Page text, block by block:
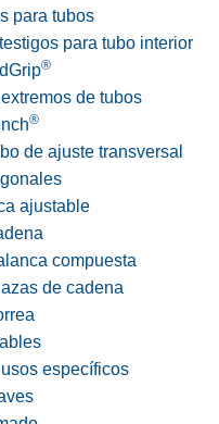
para tubos
para tubo interior
®
de tubos
®
de ajuste transversal
ajustable
compuesta
de cadena
específicos